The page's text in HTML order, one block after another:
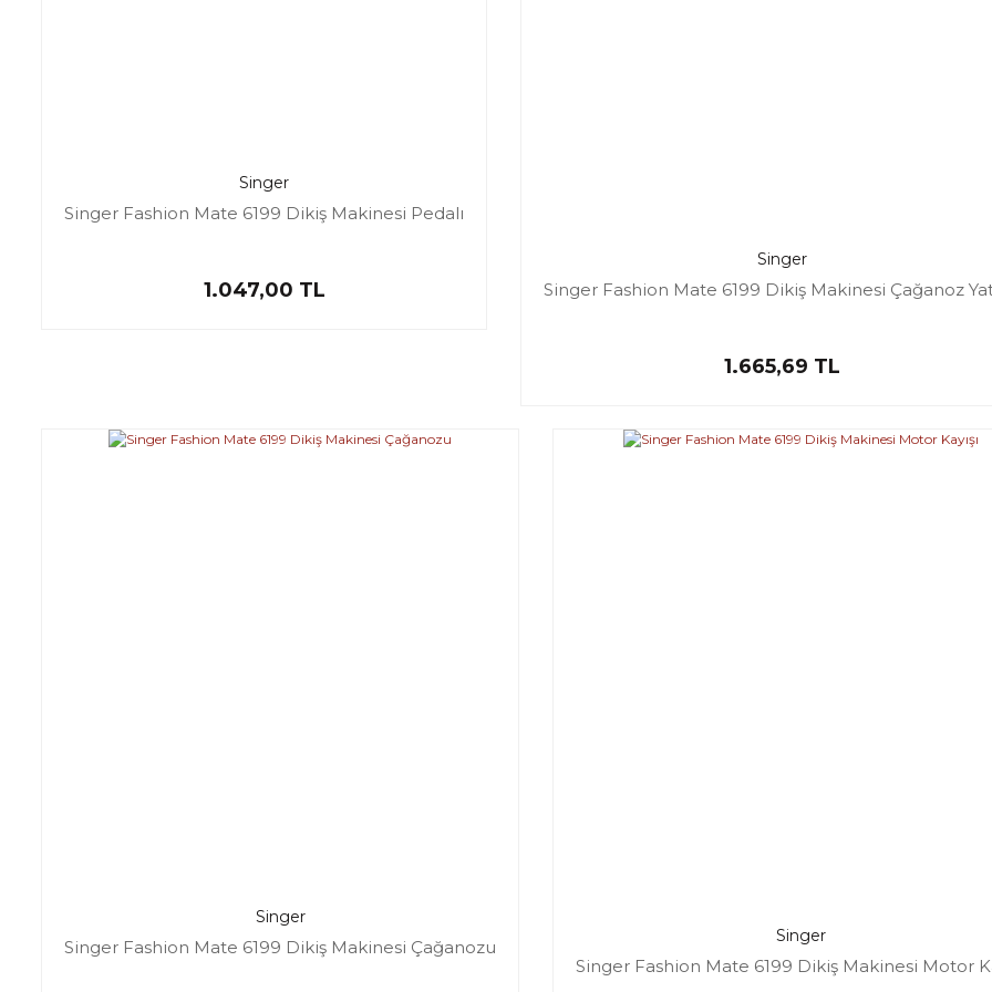
Singer
Singer Fashion Mate 6199 Dikiş Makinesi Pedalı
1.047,00 TL
Singer
Singer Fashion Mate 6199 Dikiş Makinesi Çağanoz
1.665,69 TL
Singer
Singer Fashion Mate 6199 Dikiş Makinesi Çağanozu
Singer
Singer Fashion Mate 6199 Dikiş Makinesi Motor